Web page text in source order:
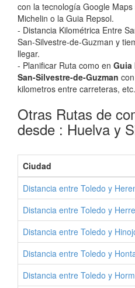
con la tecnología Google
Michelin o la Guia Repsol.
- Distancia Kilométrica Entre
San-Silvestre-de-Guzman y
llegar.
- Planificar Ruta como en Guia
San-Silvestre-de-Guzman
kilometros entre carreteras, etc.
Otras Rutas de
desde : Huelva y
Ciudad
Distancia entre Toledo y
Distancia entre Toledo y
Distancia entre Toledo y
Distancia entre Toledo y
Distancia entre Toledo y